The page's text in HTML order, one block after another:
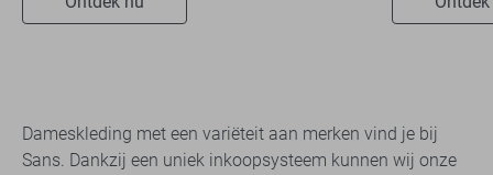
Dameskleding met een variëteit aan merken vind je bij
Sans. Dankzij een uniek inkoopsysteem kunnen wij onze